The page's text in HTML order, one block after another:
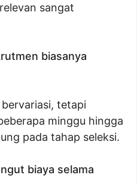
sangat
biasanya
tetapi
minggu hingga
pada tahap seleksi.
biaya selama